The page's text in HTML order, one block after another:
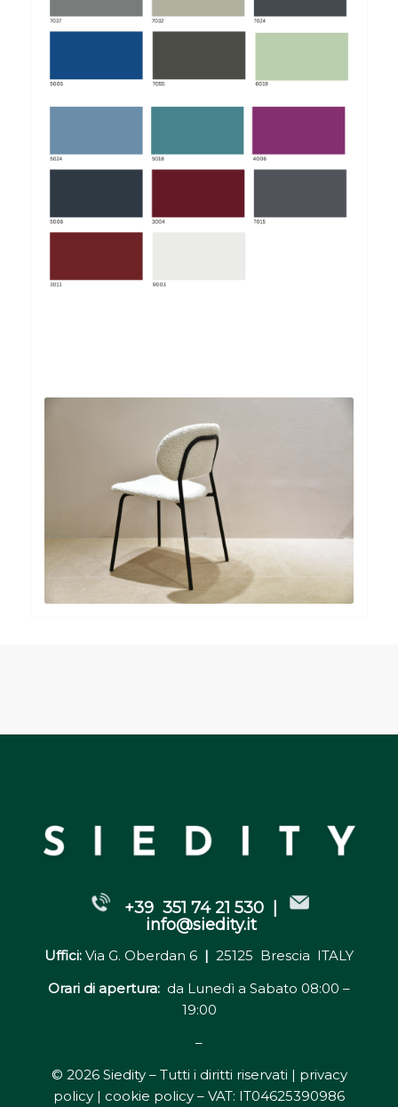
+39 351 74 21 530 |
info@siedity.it
Uffici: Via G. Oberdan 6 | 25125 Brescia ITALY
Orari di apertura: da Lunedì a Sabato 08:00 –
19:00
–
© 2026 Siedity – Tutti i diritti riservati | privacy
policy | cookie policy – VAT: IT04625390986